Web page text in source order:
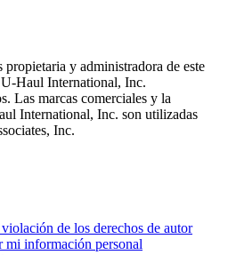
propietaria y administradora de este
U-Haul International, Inc.
Las marcas comerciales y la
International, Inc. son utilizadas
Inc.
de los derechos de autor
información personal